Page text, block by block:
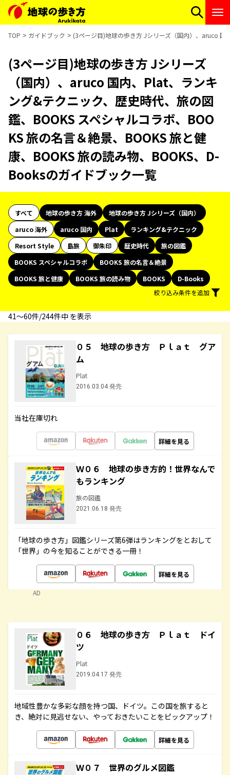
TOP ガイドブック (3ページ目)地球の歩き方 Jシリーズ（国内）、aruco 国
(3ページ目)地球の歩き方 Jシリーズ
（国内）、aruco 国内、Plat、ランキ
ング&テクニック、歴史時代、旅の図
鑑、BOOKS スペシャルコラボ、BOO
KS 旅の名言＆絶景、BOOKS 旅と健
康、BOOKS 旅の読み物、BOOKS、D-
Booksのガイドブック一覧
すべて 地球の歩き方 海外
地球の歩き方 Jシリーズ（国内）
aruco 海外
aruco 国内 Plat
ランキング&テクニック
Resort Style
島旅 御朱印 歴史時代
旅の図鑑
BOOKS スペシャルコラボ
BOOKS 旅の名言＆絶景
BOOKS 旅と健康
BOOKS 旅の読み物 BOOKS
D-Books
絞り込み条件を追加
41〜60件/244件中 を表示
０５ 地球の歩き方 Ｐｌａｔ グア
ム
Plat
2016.03.04 発売
当社在庫切れ
詳細を見る
Ｗ０６ 地球の歩き方的！世界なんで
もランキング
旅の図鑑
2021.06.18 発売
「地球の歩き方」図鑑シリーズ第6弾はランキングをとおして
「世界」の今を知ることができる一冊！
詳細を見る
AD
０６ 地球の歩き方 Ｐｌａｔ ドイ
ツ
Plat
2019.04.17 発売
地域性豊かな多彩な顔を持つ国、ドイツ。この国を旅すると
き、絶対に見逃せない、やっておきたいことをピックアップ！
詳細を見る
Ｗ０７ 世界のグルメ図鑑